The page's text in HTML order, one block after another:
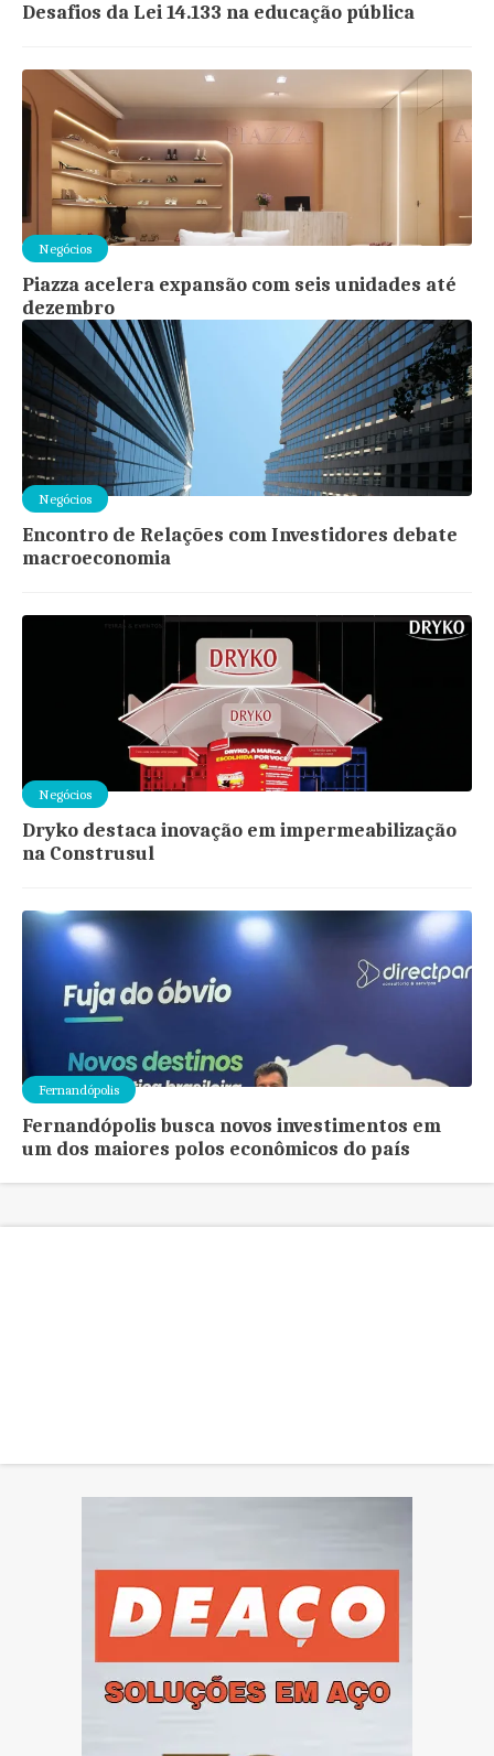
Desafios da Lei 14.133 na educação pública
Negócios
Piazza acelera expansão com seis unidades até
dezembro
Negócios
Encontro de Relações com Investidores debate
macroeconomia
Negócios
Dryko destaca inovação em impermeabilização
na Construsul
Fernandópolis
Fernandópolis busca novos investimentos em
um dos maiores polos econômicos do país